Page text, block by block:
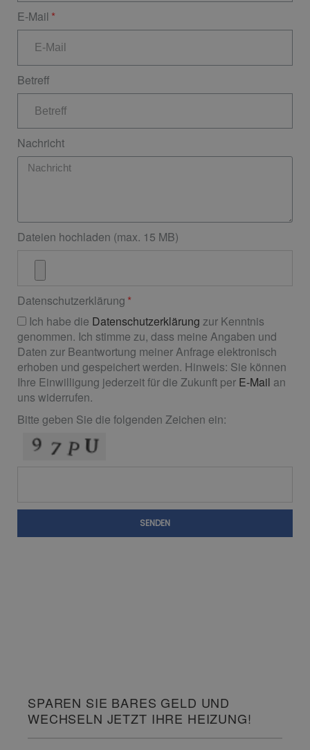
E-Mail
Betreff
Nachricht
Dateien hochladen (max. 15 MB)
Datenschutzerklärung
Ich habe die Datenschutzerklärung zur Kenntnis
genommen. Ich stimme zu, dass meine Angaben und
Daten zur Beantwortung meiner Anfrage elektronisch
erhoben und gespeichert werden. Hinweis: Sie können
Ihre Einwilligung jederzeit für die Zukunft per E-Mail an
uns widerrufen.
Bitte geben Sie die folgenden Zeichen ein:
SENDEN
SPAREN SIE BARES GELD UND
WECHSELN JETZT IHRE HEIZUNG!